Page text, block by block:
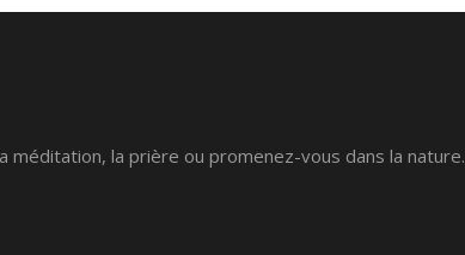
la prière ou promenez-vous dans la nature.